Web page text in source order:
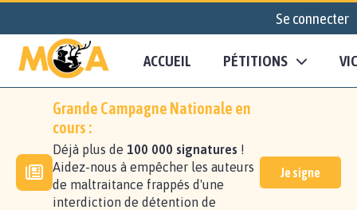
Se connecter
ACCUEIL PÉTITIONS
Grande Campagne Nationale en
cours :
Déjà plus de 100 000 signatures !
Aidez-nous à empêcher les auteurs
de maltraitance frappés d'une
interdiction de détention de
Je signe